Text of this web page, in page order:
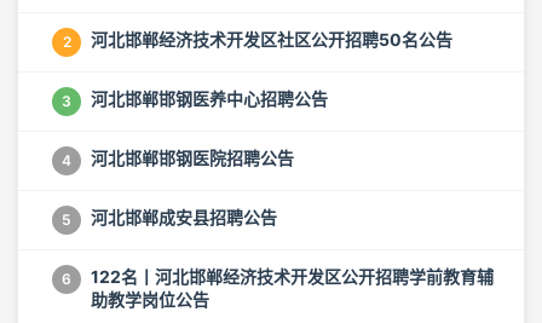
2 河北邯郸经济技术开发区社区公开招聘50名公告
3 河北邯郸邯钢医养中心招聘公告
4 河北邯郸邯钢医院招聘公告
5 河北邯郸成安县招聘公告
6
122名丨河北邯郸经济技术开发区公开招聘学前教育辅
助教学岗位公告